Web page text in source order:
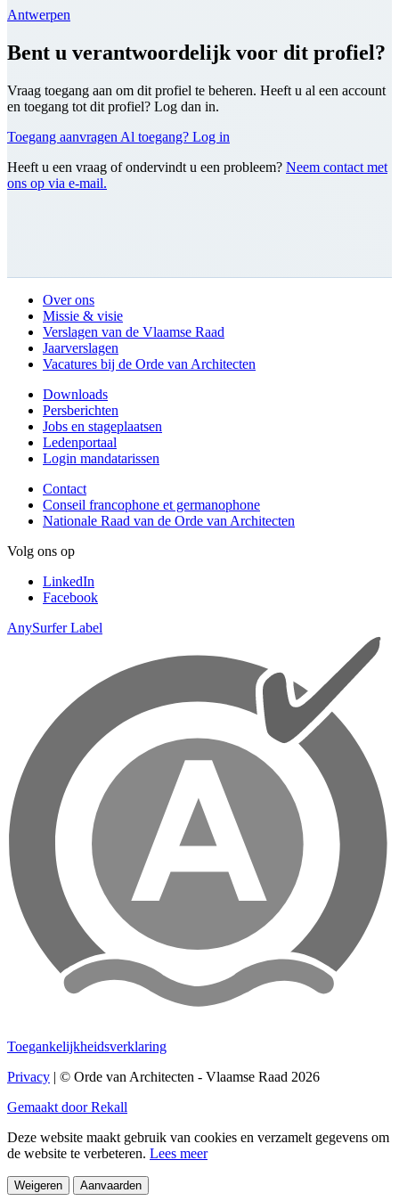
Antwerpen
Bent u verantwoordelijk voor dit profiel?
Vraag toegang aan om dit profiel te beheren. Heeft u al een account
en toegang tot dit profiel? Log dan in.
Toegang aanvragen Al toegang? Log in
Heeft u een vraag of ondervindt u een probleem? Neem contact met
ons op via e-mail.
Over ons
Missie & visie
Verslagen van de Vlaamse Raad
Jaarverslagen
Vacatures bij de Orde van Architecten
Downloads
Persberichten
Jobs en stageplaatsen
Ledenportaal
Login mandatarissen
Contact
Conseil francophone et germanophone
Nationale Raad van de Orde van Architecten
Volg ons op
LinkedIn
Facebook
AnySurfer Label
Toegankelijkheidsverklaring
Privacy | © Orde van Architecten - Vlaamse Raad 2026
Gemaakt door Rekall
Deze website maakt gebruik van cookies en verzamelt gegevens om
de website te verbeteren. Lees meer
Weigeren Aanvaarden